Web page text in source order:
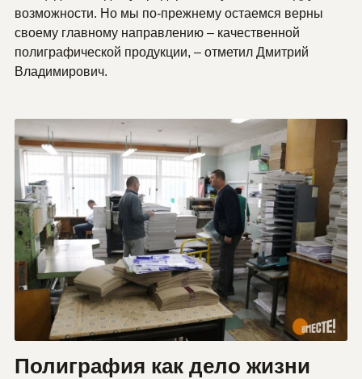
возможности. Но мы по-прежнему остаемся верны
своему главному направлению – качественной
полиграфической продукции, – отметил Дмитрий
Владимирович.
Полиграфия как дело жизни